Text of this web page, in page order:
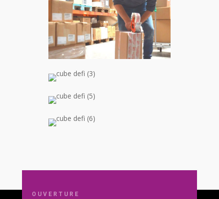
OUVERTURE